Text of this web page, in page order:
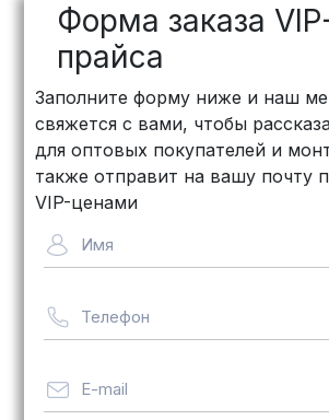
Форма заказа
прайса
Заполните форму ниже и наш
свяжется с вами, чтобы
для оптовых покупателей и
также отправит на вашу почту
VIP-ценами
Имя
Телефон
E-mail